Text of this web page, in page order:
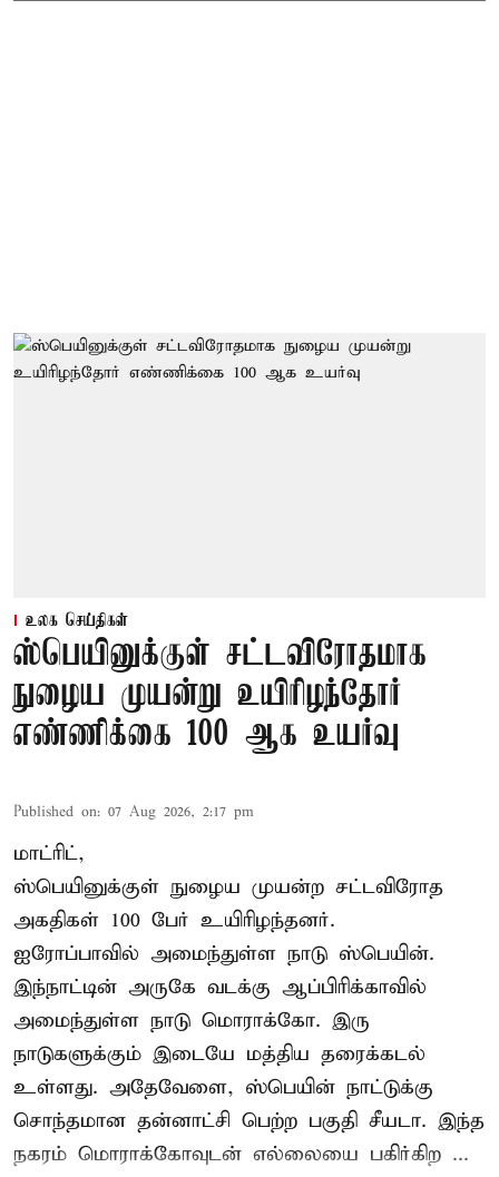
உலக செய்திகள்
ஸ்பெயினுக்குள் சட்டவிரோதமாக
நுழைய முயன்று உயிரிழந்தோர்
எண்ணிக்கை 100 ஆக உயர்வு
Published on: 07 Aug 2026, 2:17 pm
மாட்ரிட்,
ஸ்பெயினுக்குள் நுழைய முயன்ற சட்டவிரோத
அகதிகள் 100 பேர் உயிரிழந்தனர்.
ஐரோப்பாவில் அமைந்துள்ள நாடு ஸ்பெயின்.
இந்நாட்டின் அருகே வடக்கு ஆப்பிரிக்காவில்
அமைந்துள்ள நாடு மொராக்கோ. இரு
நாடுகளுக்கும் இடையே மத்திய தரைக்கடல்
உள்ளது. அதேவேளை, ஸ்பெயின் நாட்டுக்கு
சொந்தமான தன்னாட்சி பெற்ற பகுதி சீயடா. இந்த
நகரம் மொராக்கோவுடன் எல்லையை பகிர்கிற ...